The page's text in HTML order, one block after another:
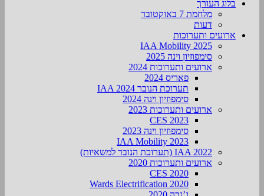
בלוג העורך
מלחמת 7 באוקטובר
דעות
ארועים ותערוכות
2025 IAA Mobility
סימפוזיון וינה 2025
ארועים ותערוכות 2024
פאריס 2024
תערוכת הנובר IAA 2024
סימפוזיון וינה 2024
ארועים ותערוכות 2023
CES 2023
סימפוזיון וינה 2023
IAA Mobility 2023
IAA 2022 (תערוכת הנובר למשאיות)
ארועים ותערוכות 2020
CES 2020
Wards Electrification 2020